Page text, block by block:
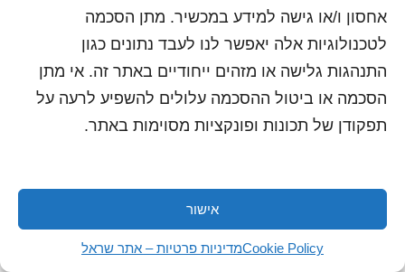
אחסון ו/או גישה למידע במכשיר. מתן הסכמה
לטכנולוגיות אלה יאפשר לנו לעבד נתונים כגון
התנהגות גלישה או מזהים ייחודיים באתר זה. אי מתן
הסכמה או ביטול ההסכמה עלולים להשפיע לרעה על
תפקודן של תכונות ופונקציות מסוימות באתר.
אישור
Cookie Policyמדיניות פרטיות – אתר שראל
כל הזכויות שמורות לשראל 2018 | עיצוב ותכנות: סטודיו
"היוצרים"